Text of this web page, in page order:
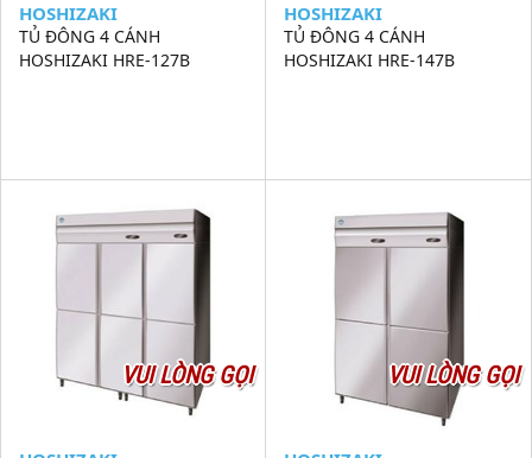
HOSHIZAKI
TỦ ĐÔNG 4 CÁNH
HOSHIZAKI HRE-127B
HOSHIZAKI
TỦ ĐÔNG 4 CÁNH
HOSHIZAKI HRE-147B
VUI LÒNG GỌI VUI LÒNG GỌI